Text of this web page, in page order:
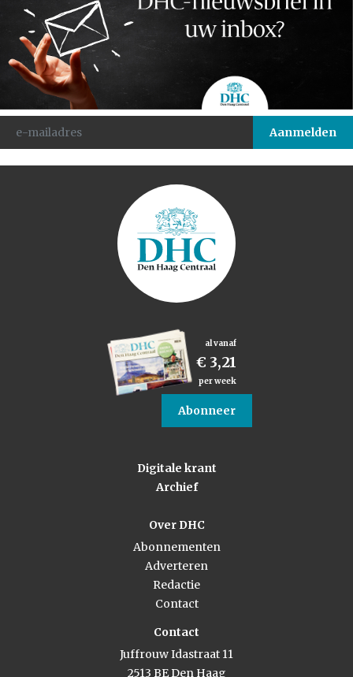
al vanaf
€ 3,21
per week
Abonneer
Digitale krant
Archief
Over DHC
Abonnementen
Adverteren
Redactie
Contact
Contact
Juffrouw Idastraat 11
2513 BE Den Haag